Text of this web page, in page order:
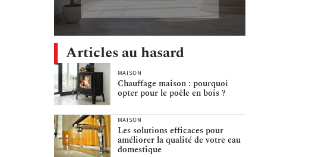
Articles au hasard
MAISON
Chauffage maison : pourquoi
opter pour le poêle en bois ?
MAISON
Les solutions efficaces pour
améliorer la qualité de votre eau
domestique